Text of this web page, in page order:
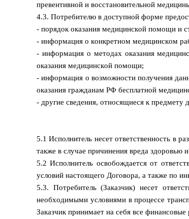
превентивной и восстановительной
4.3. Потребителю в доступной форме
- порядок оказания медицинской помощи и
- информация о конкретном медицинском
- информация о методах оказания
оказания медицинской помощи;
- информация о возможности получения
оказания гражданам РФ бесплатной
- другие сведения, относящиеся к предмету
5.1 Исполнитель несет ответственность в
также в случае причинения вреда здоровью
5.2 Исполнитель освобождается от
условий настоящего Договора, а также по
5.3. Потребитель (Заказчик) несет
необходимыми условиями в процессе
Заказчик принимает на себя все финансовые